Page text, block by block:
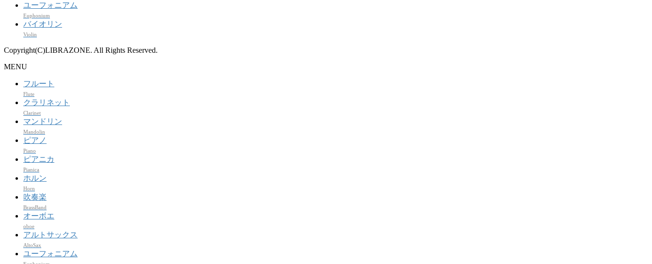
ユーフォニアム
Euphonium
バイオリン
Violin
Copyright(C)LIBRAZONE. All Rights Reserved.
MENU
フルート
Flute
クラリネット
Clarinet
マンドリン
Mandolin
ピアノ
Piano
ピアニカ
Pianica
ホルン
Horn
吹奏楽
BrassBand
オーボエ
oboe
アルトサックス
AltoSax
ユーフォニアム